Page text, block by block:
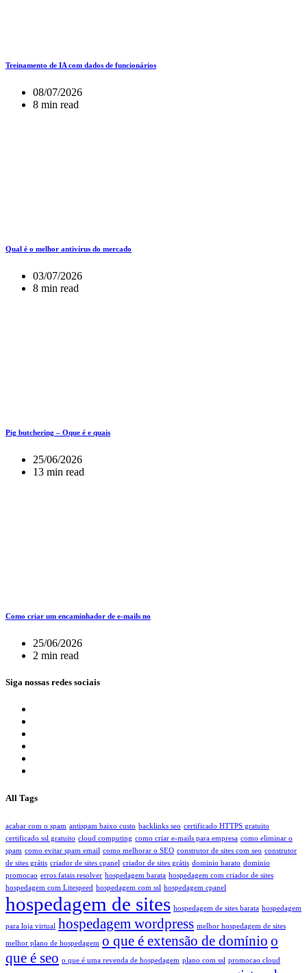
Treinamento de IA com dados de funcionários
08/07/2026
8 min read
Qual é o melhor antivírus do mercado
03/07/2026
8 min read
Pig butchering – Oque é e quais
25/06/2026
13 min read
Como criar um encaminhador de e-mails no
25/06/2026
2 min read
Siga nossas redes sociais
All Tags
acabar com o spam antispam baixo custo backlinks seo certificado HTTPS gratuito
certificado ssl gratuito cloud computing como criar e-mails para empresa como eliminar o
spam como evitar spam email como melhorar o SEO construtor de sites com seo construtor
de sites grátis criador de sites cpanel criador de sites grátis dominio barato dominio
promocao erros fatais resolver hospedagem barata hospedagem com criador de sites
hospedagem com Litespeed hospedagem com ssl hospedagem cpanel
hospedagem de sites hospedagem de sites barata hospedagem
para loja virtual hospedagem wordpress melhor hospedagem de sites
melhor plano de hospedagem o que é extensão de domínio o
que é seo o que é uma revenda de hospedagem plano com ssl promocao cloud